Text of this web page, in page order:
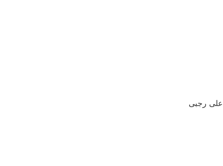
علی رجبی